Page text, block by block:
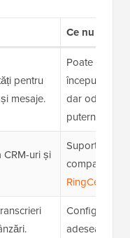
Ce nu îmi
pentru
mesaje.
Poate exista
început,
dar odată ce
puternic.
uri și
Suportul
comparație
RingCentral
Configurarea
adesea